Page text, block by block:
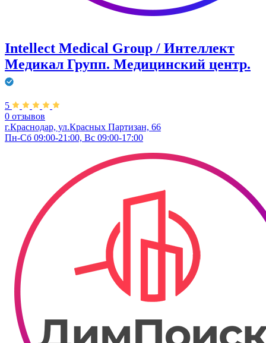
Intellect Medical Group / Интеллект
Медикал Групп. Медицинский центр.
5
0 отзывов
г.Краснодар, ул.Красных Партизан, 66
Пн-Сб 09:00-21:00, Вс 09:00-17:00